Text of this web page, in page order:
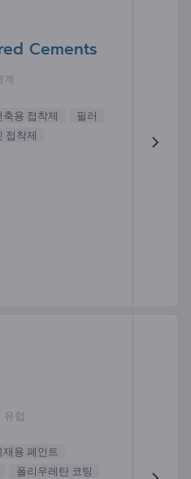
Cements
계
축용 접착제
필러
접착제
유럽
재용 페인트
폴리우레탄 코팅